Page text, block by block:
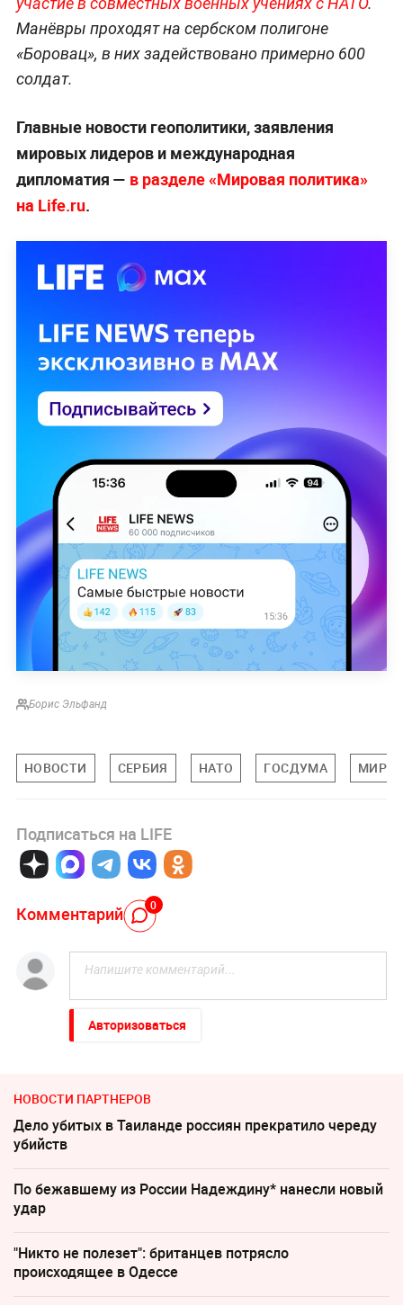
Манёвры проходят на сербском полигоне
«Боровац», в них задействовано примерно 600
солдат.
Главные новости геополитики, заявления
мировых лидеров и международная
дипломатия — в разделе «Мировая политика»
на Life.ru.
Борис Эльфанд
НОВОСТИ СЕРБИЯ НАТО ГОСДУМА
Подписаться на LIFE
Комментарий 0
Авторизоваться
НОВОСТИ ПАРТНЕРОВ
Дело убитых в Таиланде россиян прекратило череду
убийств
По бежавшему из России Надеждину* нанесли новый
удар
"Никто не полезет": британцев потрясло
происходящее в Одессе